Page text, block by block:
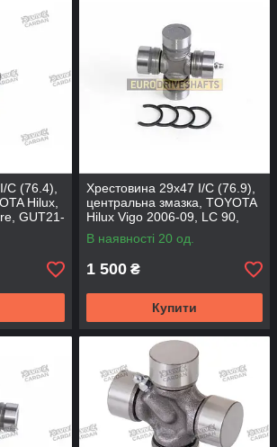
C (76.4),
Hilux,
GUT21-
Хрестовина 29x47 I/C (76.9),
центральна змазка, TOYOTA
Hilux Vigo 2006-09, LC 90,
GUT23-M (MATSUBA)
В наявності 20 од.
1 500 ₴
Купити